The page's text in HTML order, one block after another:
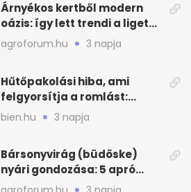
Árnyékos kertből modern
oázis: így lett trendi a ligetes
zöld
agroforum.hu 3 napja
Hűtőpakolási hiba, ami
felgyorsítja a romlást:
zónákra figyelj
bien.hu 3 napja
Bársonyvirág (büdöske)
nyári gondozása: 5 apró
lépés a dús virágzásért